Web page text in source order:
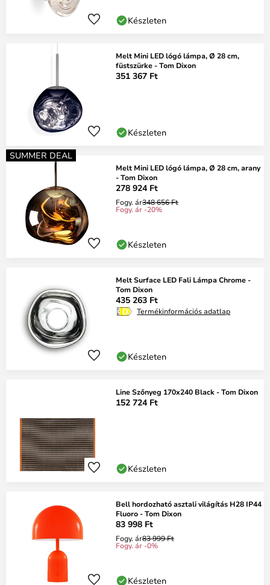
Készleten
Melt Mini LED lógó lámpa, Ø 28 cm,
füstszürke - Tom Dixon
351 367 Ft
Készleten
SUMMER DEAL
Melt Mini LED lógó lámpa, Ø 28 cm, arany
- Tom Dixon
278 924 Ft
Fogy. ár348 656 Ft
Fogy. ár -20%
Készleten
Melt Surface LED Fali Lámpa Chrome -
Tom Dixon
435 263 Ft
Termékinformációs adatlap
Készleten
Line Szőnyeg 170x240 Black - Tom Dixon
152 724 Ft
Készleten
Bell hordozható asztali világítás H28 IP44
Fluoro - Tom Dixon
83 998 Ft
Fogy. ár83 999 Ft
Fogy. ár -0%
Készleten